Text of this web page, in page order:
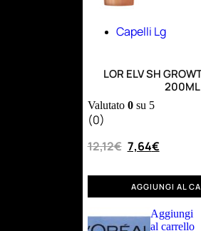
Capelli Lg
LOR ELV SH
200ML
Valutato 0su 5
(0)
12,12€ 7,64€
AGGIUNGI AL
Aggiungi
al carrello